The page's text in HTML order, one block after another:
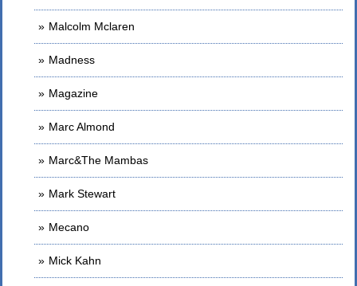
Malcolm Mclaren
Madness
Magazine
Marc Almond
Marc&The Mambas
Mark Stewart
Mecano
Mick Kahn